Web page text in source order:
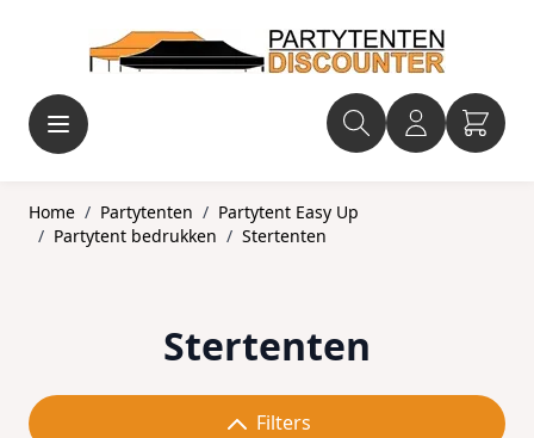
Home / Partytenten / Partytent Easy Up
/ Partytent bedrukken / Stertenten
Stertenten
Filters